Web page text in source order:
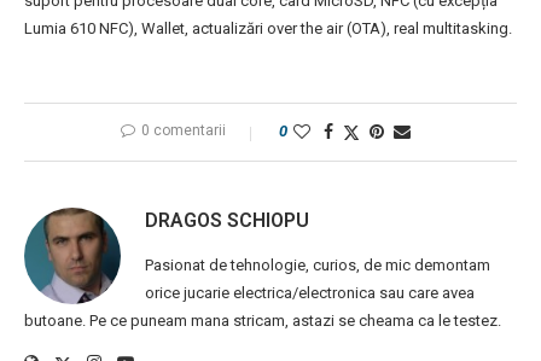
Lumia 610 NFC), Wallet, actualizări over the air (OTA), real multitasking.
0 comentarii 0
DRAGOS SCHIOPU
Pasionat de tehnologie, curios, de mic demontam
orice jucarie electrica/electronica sau care avea
butoane. Pe ce puneam mana stricam, astazi se cheama ca le testez.